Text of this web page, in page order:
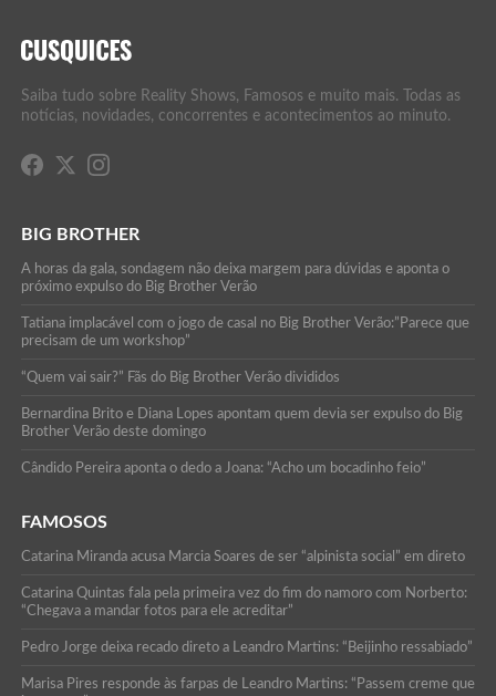
Saiba tudo sobre Reality Shows, Famosos e muito mais. Todas as
notícias, novidades, concorrentes e acontecimentos ao minuto.
BIG BROTHER
A horas da gala, sondagem não deixa margem para dúvidas e aponta o
próximo expulso do Big Brother Verão
Tatiana implacável com o jogo de casal no Big Brother Verão:”Parece que
precisam de um workshop”
“Quem vai sair?” Fãs do Big Brother Verão divididos
Bernardina Brito e Diana Lopes apontam quem devia ser expulso do Big
Brother Verão deste domingo
Cândido Pereira aponta o dedo a Joana: “Acho um bocadinho feio”
FAMOSOS
Catarina Miranda acusa Marcia Soares de ser “alpinista social” em direto
Catarina Quintas fala pela primeira vez do fim do namoro com Norberto:
“Chegava a mandar fotos para ele acreditar”
Pedro Jorge deixa recado direto a Leandro Martins: “Beijinho ressabiado”
Marisa Pires responde às farpas de Leandro Martins: “Passem creme que